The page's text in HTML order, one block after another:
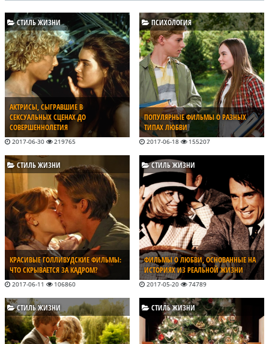
СТИЛЬ ЖИЗНИ
АКТРИСЫ, СЫГРАВШИЕ В
СЕКСУАЛЬНЫХ СЦЕНАХ ДО
СОВЕРШЕННОЛЕТИЯ
2017-06-30 219765
ПСИХОЛОГИЯ
ПОПУЛЯРНЫЕ ФИЛЬМЫ О РАЗНЫХ
ТИПАХ ЛЮБВИ
2017-06-18 155207
СТИЛЬ ЖИЗНИ
КРАСИВЫЕ ГОЛЛИВУДСКИЕ ФИЛЬМЫ:
ЧТО СКРЫВАЕТСЯ ЗА КАДРОМ?
2017-06-11 106860
СТИЛЬ ЖИЗНИ
ФИЛЬМЫ О ЛЮБВИ, ОСНОВАННЫЕ НА
ИСТОРИЯХ ИЗ РЕАЛЬНОЙ ЖИЗНИ
2017-05-20 74789
СТИЛЬ ЖИЗНИ СТИЛЬ ЖИЗНИ